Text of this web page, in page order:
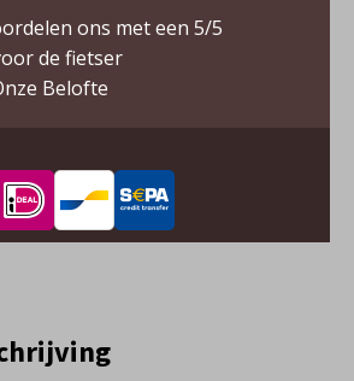
ons met een 5/5
de fietser
Belofte